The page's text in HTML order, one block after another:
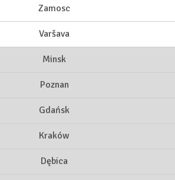
Zamosc
Varšava
Minsk
Poznan
Gdańsk
Kraków
Dębica